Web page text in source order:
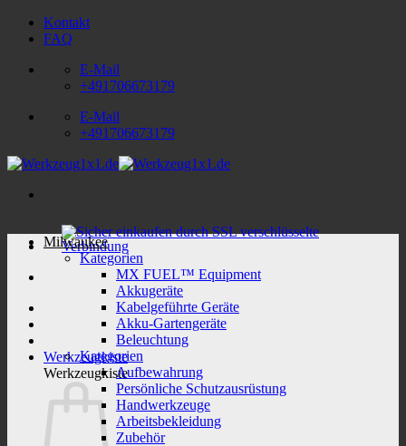
Zum
Inhalt
Kontakt
FAQ
E-Mail
+491706673179
E-Mail
+491706673179
Werkzeugkiste
Werkzeugkiste
Milwaukee
Kategorien
MX FUEL™ Equipment
Akkugeräte
Kabelgeführte Geräte
Akku-Gartengeräte
Beleuchtung
Kategorien
Aufbewahrung
Persönliche Schutzausrüstung
Handwerkzeuge
Arbeitsbekleidung
Zubehör